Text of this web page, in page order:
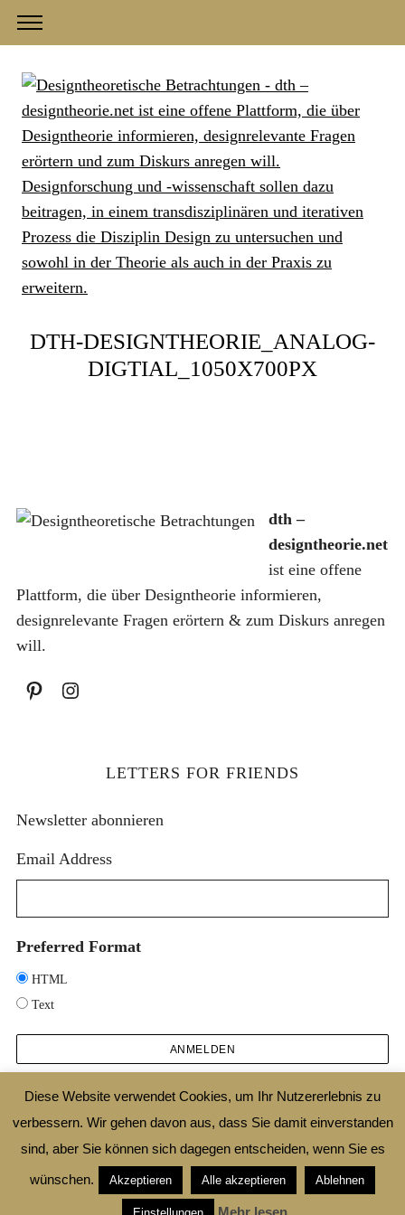
DTH-DESIGNTHEORIE_ANALOG-
DIGTIAL_1050X700PX
dth –
designtheorie.net
ist eine offene
Plattform, die über Designtheorie informieren,
designrelevante Fragen erörtern & zum Diskurs anregen
will.
LETTERS FOR FRIENDS
Newsletter abonnieren
Email Address
Preferred Format
HTML
Text
2025 © DESIGNTHEORIE.NET |IMPRESSUM|DATENSCHUTZ|SHOP|AGB
|WIDERRUFSBELEHRUNG
ZURÜCK ZUM ANFANG
S
h
n
Diese Website verwendet Cookies, um Ihr Nutzererlebnis zu
verbessern. Wir gehen davon aus, dass Sie damit einverstanden
sind, aber Sie können sich dagegen entscheiden, wenn Sie es
wünschen.
Akzeptieren Alle akzeptieren Ablehnen
Mehr lesen